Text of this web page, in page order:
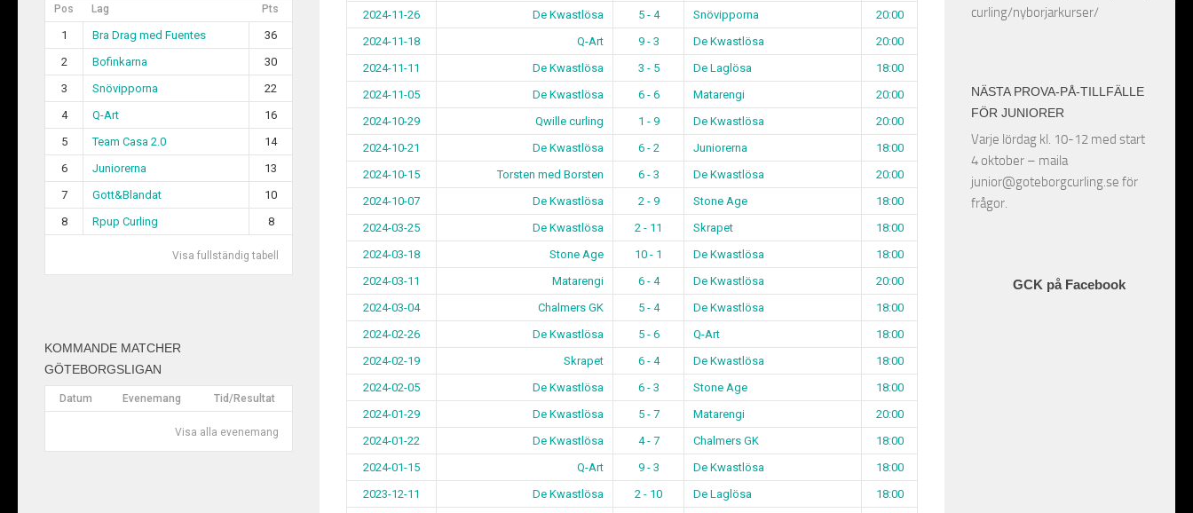
2024-11-26
De Kwastlösa 5 - 4 Snövipporna
20:00
2024-11-18
Q-Art 9 - 3 De Kwastlösa
20:00
2024-11-11
De Kwastlösa 3 - 5 De Laglösa
18:00
2024-11-05
De Kwastlösa 6 - 6 Matarengi
20:00
2024-10-29
Qwille curling 1 - 9 De Kwastlösa
20:00
2024-10-21
De Kwastlösa 6 - 2 Juniorerna
18:00
2024-10-15
Torsten med Borsten 6 - 3 De Kwastlösa
20:00
2024-10-07
De Kwastlösa 2 - 9 Stone Age
18:00
2024-03-25
De Kwastlösa 2 - 11 Skrapet
18:00
2024-03-18
Stone Age 10 - 1 De Kwastlösa
18:00
2024-03-11
Matarengi 6 - 4 De Kwastlösa
20:00
2024-03-04
Chalmers GK 5 - 4 De Kwastlösa
18:00
2024-02-26
De Kwastlösa 5 - 6 Q-Art
18:00
2024-02-19
Skrapet 6 - 4 De Kwastlösa
18:00
2024-02-05
De Kwastlösa 6 - 3 Stone Age
18:00
2024-01-29
De Kwastlösa 5 - 7 Matarengi
20:00
2024-01-22
De Kwastlösa 4 - 7 Chalmers GK
18:00
2024-01-15
Q-Art 9 - 3 De Kwastlösa
18:00
2023-12-11
De Kwastlösa 2 - 10 De Laglösa
18:00
Pos Lag Pts
1 Bra Drag med Fuentes
36
2
Bofinkarna
30
3
Snövipporna
22
4
Q-Art
16
5
Team Casa 2.0
14
6
Juniorerna
13
7
Gott&Blandat
10
8
Rpup Curling 8
Visa fullständig tabell
KOMMANDE MATCHER
GÖTEBORGSLIGAN
Datum Evenemang Tid/Resultat
Visa alla evenemang
curling/nyborjarkurser/
NÄSTA PROVA-PÅ-TILLFÄLLE
FÖR JUNIORER
Varje lördag kl. 10-12 med start
4 oktober – maila
junior@goteborgcurling.se för
frågor.
GCK på Facebook